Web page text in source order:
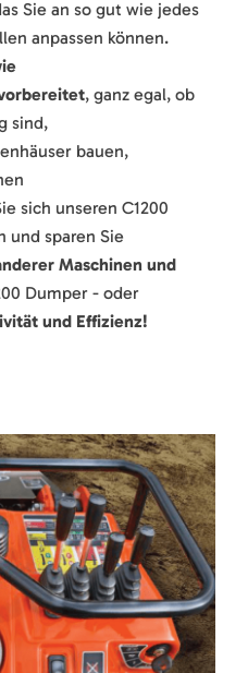
Sie an so gut wie jedes
anpassen können.
, ganz egal, ob
sind,
bauen,
sich unseren C1200
und sparen Sie
Maschinen und
Dumper - oder
und Effizienz!